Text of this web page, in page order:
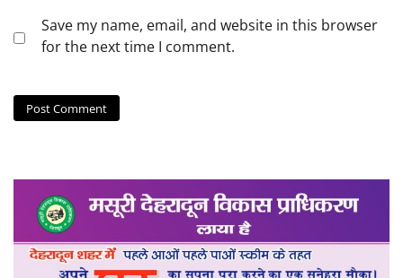
Save my name, email, and website in this browser
for the next time I comment.